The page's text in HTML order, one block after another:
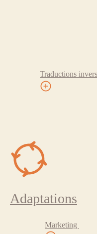
Traductions
Adaptations
Marketing